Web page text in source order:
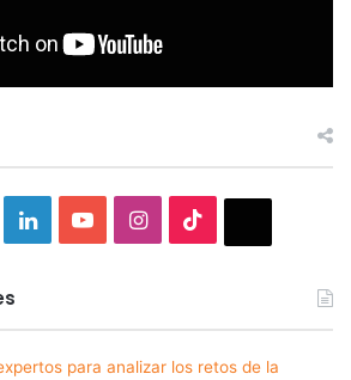
LinkedInYouTubeInstagram
para analizar los retos de la